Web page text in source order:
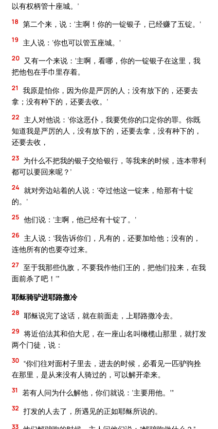
以有权柄管十座城。’
18 第二个来，说：‘主啊！你的一锭银子，已经赚了五锭。’
19 主人说：‘你也可以管五座城。’
20
又有一个来说：‘主啊，看哪，你的一锭银子在这里，我
把他包在手巾里存着。
21
我原是怕你，因为你是严厉的人；没有放下的，还要去
拿；没有种下的，还要去收。’
22
主人对他说：‘你这恶仆，我要凭你的口定你的罪。你既
知道我是严厉的人，没有放下的，还要去拿，没有种下的，
还要去收，
23 为什么不把我的银子交给银行，等我来的时候，连本带利
都可以要回来呢？’
24 就对旁边站着的人说：‘夺过他这一锭来，给那有十锭
的。’
25 他们说：‘主啊，他已经有十锭了。’
26 主人说：‘我告诉你们，凡有的，还要加给他；没有的，
连他所有的也要夺过来。
27 至于我那些仇敌，不要我作他们王的，把他们拉来，在我
面前杀了吧！’”
耶稣骑驴进耶路撒冷
28 耶稣说完了这话，就在前面走，上耶路撒冷去。
29 将近伯法其和伯大尼，在一座山名叫橄榄山那里，就打发
两个门徒，说：
30 “你们往对面村子里去，进去的时候，必看见一匹驴驹拴
在那里，是从来没有人骑过的，可以解开牵来。
31 若有人问为什么解他，你们就说：‘主要用他。’”
32 打发的人去了，所遇见的正如耶稣所说的。
33